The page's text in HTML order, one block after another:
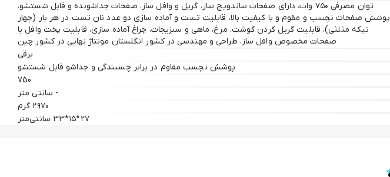
توان مصرفی ۷۵۰ وات، دارای صفحات ساندویچ ساز، گریل و وافل ساز، صفحات جداشونده و قابل شستشو،
پوشش صفحات نچسب و مقوم و با کیفیت بالا، قابلیت تست و آماده سازی دو عدد نان تست در هر بار (چهار
تیکه مثلثی)، قابلیت گریل کردن گوشت، مرغ، ماهی و سبزیجات، چراغ آماده سازی، قابلیت پخت وافل با
صفحات مخصوص وافل ساز، طراحی و مهندسی در کشور انگلستان مونتاژ نهایی در کشور چین
برقی
پوشش نچسب مقاوم در برابر چسبندگی و جداشو قابل شستشو
750
- سانتی متر
۲۹۷۰ گرم
۲۷*۱۵*۳۳ سانتی‌متر